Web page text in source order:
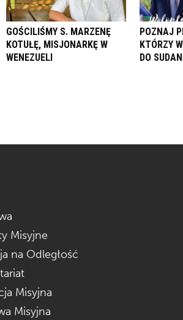
GOŚCILIŚMY S. MARZENĘ
KOTUŁĘ, MISJONARKĘ W
WENEZUELI
POZNAJ
KTÓRZY
DO
Misyjne
na Odległość
Misyjna
Misyjna